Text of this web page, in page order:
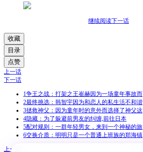
继续阅读下一话
收藏
目录
点赞
上一话
下一话
1争王之战：打架之王崔赫因为一场童年事故而
2最终挑选：韩智宇因为和恋人的私生活不和谐
3拯救神父：因为童年时的意外而选择了神父这
4隐藏：为了躲避前男友的纠缠,前往日本
5配对规则：一群年轻男女，来到一个神秘的旅
6交换介质：明明只是一个普通上班族的郑海镇
上一话